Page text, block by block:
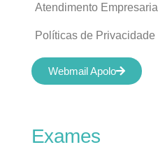
Exames
Atendimento Empresarial
Políticas de Privacidade
Webmail Apolo